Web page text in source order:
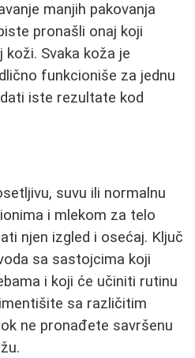
manjih pakovanja
pronašli onaj koji
koži. Svaka koža je
funkcioniše za jednu
iste rezultate kod
suvu ili normalnu
i mlekom za telo
njen izgled i osećaj. Ključ
sa sastojcima koji
i koji će učiniti rutinu
sa različitim
ne pronađete savršenu